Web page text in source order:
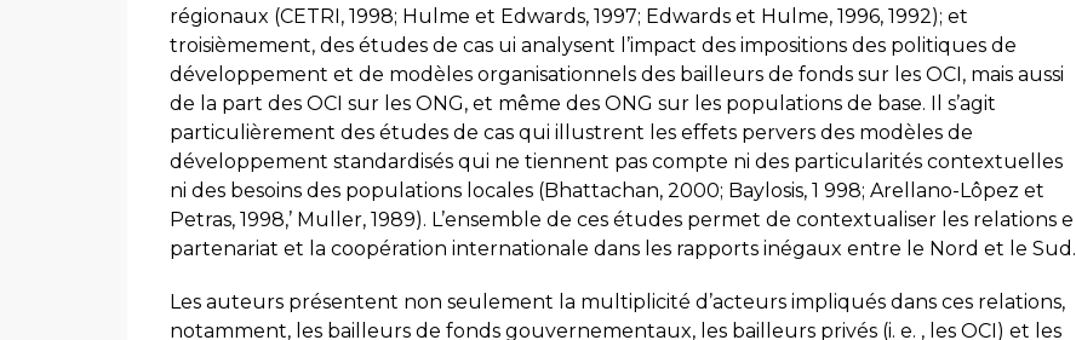
régionaux (CETRI, 1998; Hulme et Edwards, 1997; Edwards et Hulme, 1996, 1992); et
troisièmement, des études de cas ui analysent l’impact des impositions des politiques de
développement et de modèles organisationnels des bailleurs de fonds sur les OCI, mais aussi
de la part des OCI sur les ONG, et même des ONG sur les populations de base. Il s’agit
particulièrement des études de cas qui illustrent les effets pervers des modèles de
développement standardisés qui ne tiennent pas compte ni des particularités contextuelles
ni des besoins des populations locales (Bhattachan, 2000; Baylosis, 1 998; Arellano-Lôpez et
Petras, 1998,’ Muller, 1989). L’ensemble de ces études permet de contextualiser les relations e
partenariat et la coopération internationale dans les rapports inégaux entre le Nord et le Sud.
Les auteurs présentent non seulement la multiplicité d’acteurs impliqués dans ces relations,
notamment, les bailleurs de fonds gouvernementaux, les bailleurs privés (i. e. , les OCI) et les